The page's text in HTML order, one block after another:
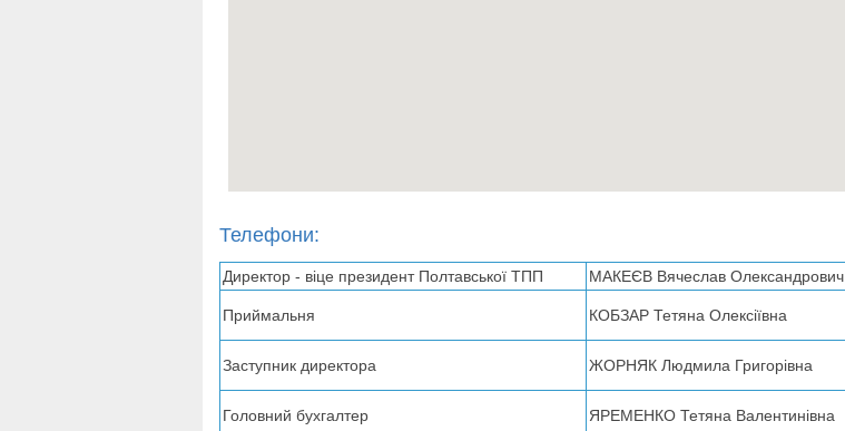
Телефони:
Директор - віце президент Полтавської ТПП МАКЕЄВ Вячеслав Олександрович
Приймальня КОБЗАР Тетяна Олексіївна
Заступник директора ЖОРНЯК Людмила Григорівна
Головний бухгалтер ЯРЕМЕНКО Тетяна Валентинівна